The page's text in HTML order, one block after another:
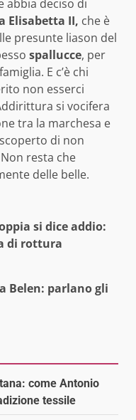
abbia deciso di
Elisabetta II, che è
presunte liason del
spallucce, per
E c’è chi
non esserci
si vocifera
tra la marchesa e
di non
resta che
delle belle.
si dice addio:
di rottura
Belen: parlano gli
come Antonio
tessile